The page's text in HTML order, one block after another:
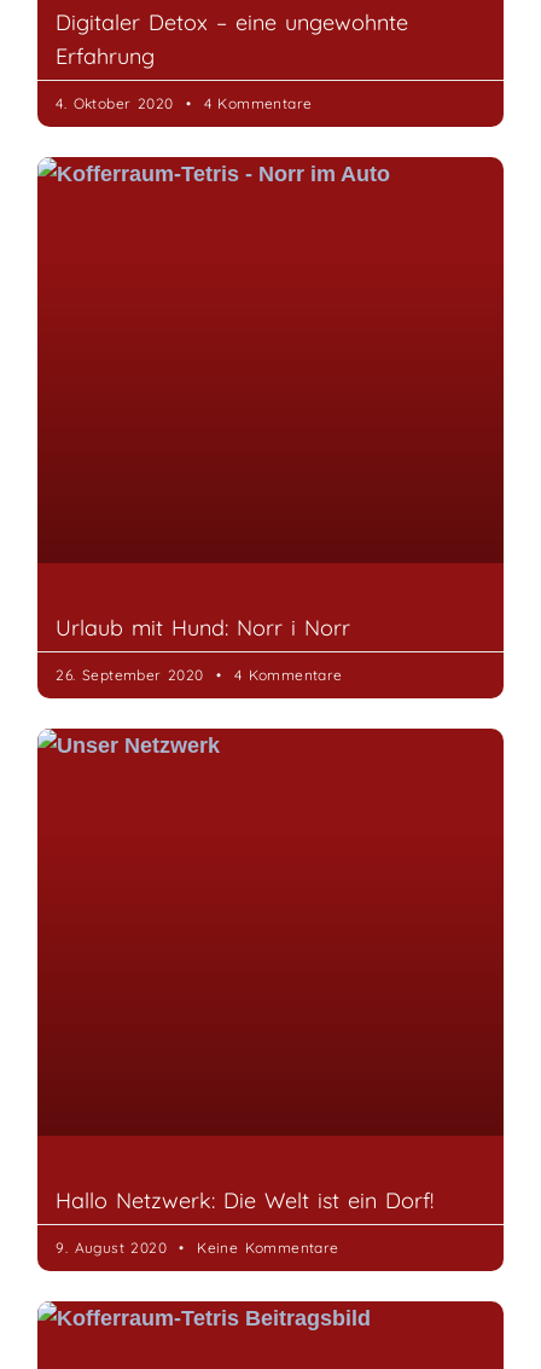
Digitaler Detox – eine ungewohnte
Erfahrung
4. Oktober 2020 4 Kommentare
Urlaub mit Hund: Norr i Norr
26. September 2020 4 Kommentare
Hallo Netzwerk: Die Welt ist ein Dorf!
9. August 2020 Keine Kommentare